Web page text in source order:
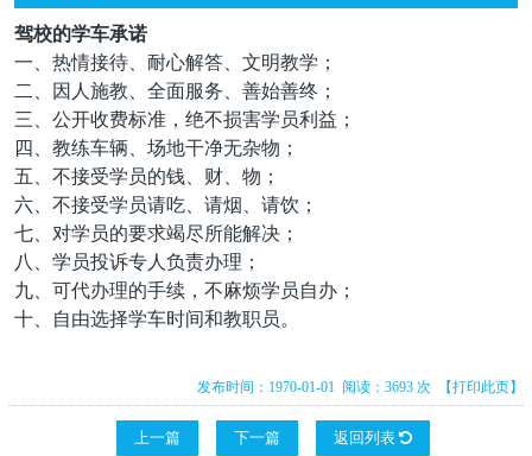
驾校的学车承诺
一、热情接待、耐心解答、文明教学；
二、因人施教、全面服务、善始善终；
三、公开收费标准，绝不损害学员利益；
四、教练车辆、场地干净无杂物；
五、不接受学员的钱、财、物；
六、不接受学员请吃、请烟、请饮；
七、对学员的要求竭尽所能解决；
八、学员投诉专人负责办理；
九、可代办理的手续，不麻烦学员自办；
十、自由选择学车时间和教职员。
发布时间：1970-01-01 阅读：3693 次 【打印此页】
上一篇 下一篇 返回列表